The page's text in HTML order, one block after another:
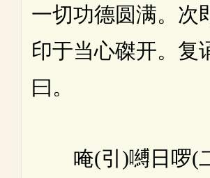
一切功德圆满。次
印于当心磔开。复
曰。
唵(引)嚩日啰(